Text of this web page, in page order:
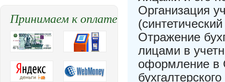
Организация
Отражение
лицами в
оформление в
Принимаем к оплате